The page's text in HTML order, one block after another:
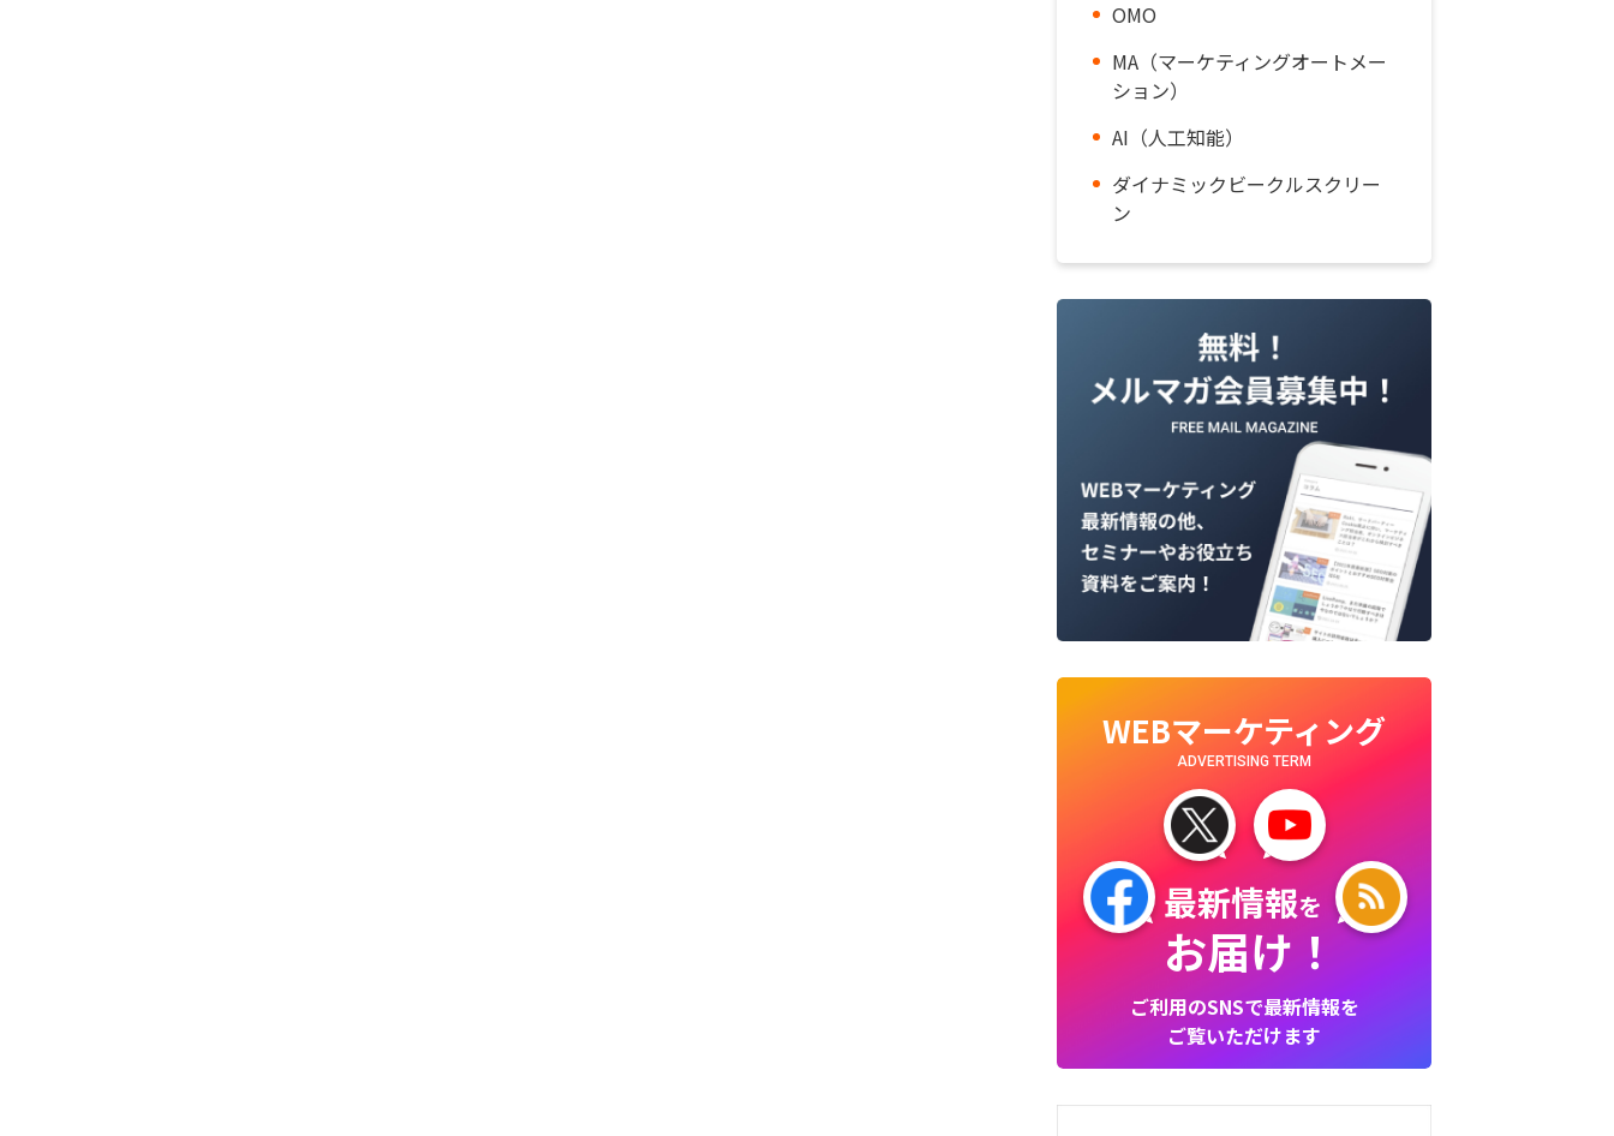
OMO
MA（マーケティングオートメー
ション）
AI（人工知能）
ダイナミックビークルスクリー
ン
WEBマーケティング
ADVERTISING TERM
最新情報を
お届け！
ご利用のSNSで最新情報を
ご覧いただけます